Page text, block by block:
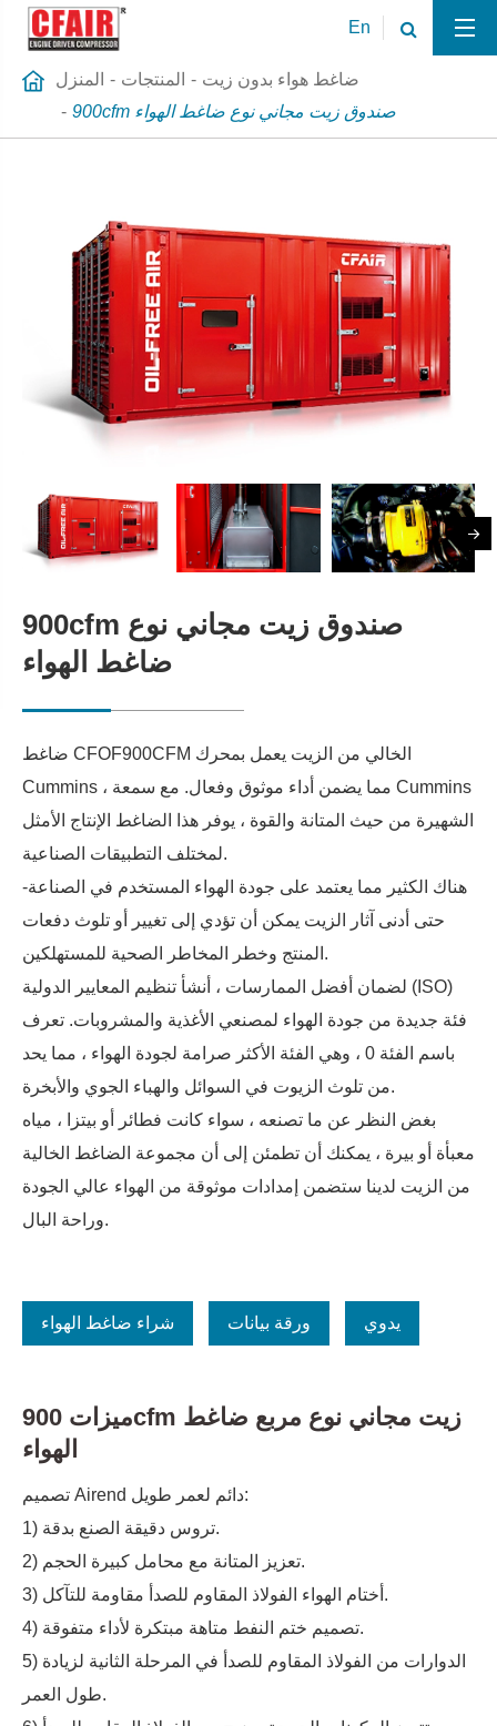
En
المنزل المنتجات
ضاغط هواء بدون زيت
900cfm صندوق زيت مجاني نوع ضاغط الهواء
900cfm صندوق زيت مجاني نوع
ضاغط الهواء
ضاغط CFOF900CFM الخالي من الزيت يعمل بمحرك
Cummins ، مما يضمن أداء موثوق وفعال. مع سمعة Cummins
الشهيرة من حيث المتانة والقوة ، يوفر هذا الضاغط الإنتاج الأمثل
لمختلف التطبيقات الصناعية.
هناك الكثير مما يعتمد على جودة الهواء المستخدم في الصناعة-
حتى أدنى آثار الزيت يمكن أن تؤدي إلى تغيير أو تلوث دفعات
المنتج وخطر المخاطر الصحية للمستهلكين.
لضمان أفضل الممارسات ، أنشأ تنظيم المعايير الدولية (ISO)
فئة جديدة من جودة الهواء لمصنعي الأغذية والمشروبات. تعرف
باسم الفئة 0 ، وهي الفئة الأكثر صرامة لجودة الهواء ، مما يحد
من تلوث الزيوت في السوائل والهباء الجوي والأبخرة.
بغض النظر عن ما تصنعه ، سواء كانت فطائر أو بيتزا ، مياه
معبأة أو بيرة ، يمكنك أن تطمئن إلى أن مجموعة الضاغط الخالية
من الزيت لدينا ستضمن إمدادات موثوقة من الهواء عالي الجودة
وراحة البال.
شراء ضاغط الهواء ورقة بيانات يدوي
ميزات 900cfm زيت مجاني نوع مربع ضاغط
الهواء
تصميم Airend دائم لعمر طويل:
1) تروس دقيقة الصنع بدقة.
2) تعزيز المتانة مع محامل كبيرة الحجم.
3) أختام الهواء الفولاذ المقاوم للصدأ مقاومة للتآكل.
4) تصميم ختم النفط متاهة مبتكرة لأداء متفوقة.
5) الدوارات من الفولاذ المقاوم للصدأ في المرحلة الثانية لزيادة
طول العمر.